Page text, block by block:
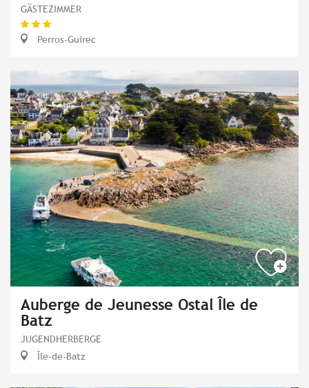
GÄSTEZIMMER
Perros-Guirec
Auberge de Jeunesse Ostal Île de
Batz
JUGENDHERBERGE
Île-de-Batz